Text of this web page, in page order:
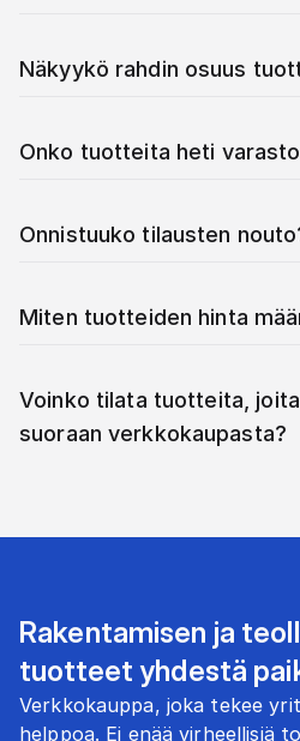
Näkyykö rahdin osuus
Onko tuotteita heti
Onnistuuko tilausten
Miten tuotteiden hinta
Voinko tilata tuotteita,
suoraan verkkokaupasta?
Rakentamisen ja
tuotteet yhdestä
Verkkokauppa, joka tekee
helppoa. Ei enää virheellisiä